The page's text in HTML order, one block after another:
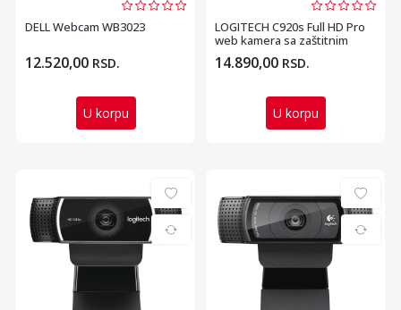
DELL Webcam WB3023
12.520,00 RSD.
U korpu
LOGITECH C920s Full HD Pro
web kamera sa zaštitnim
poklopcem crna
14.890,00 RSD.
U korpu